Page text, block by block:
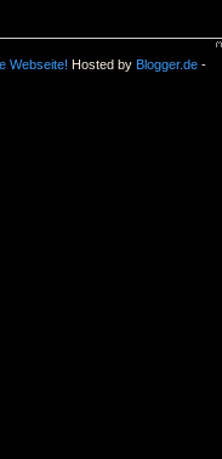
Hosted by Blogger.de-